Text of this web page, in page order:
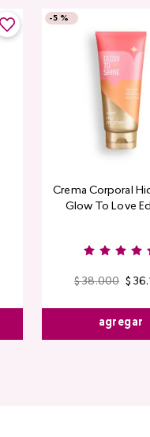
-5 %
Crema Corporal
Glow To Love
$ 38.000 $ 36.
agregar